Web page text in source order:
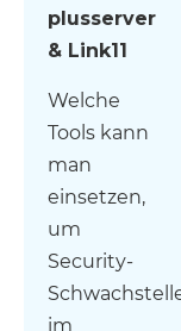
plusserver
& Link11
Welche
Tools kann
man
einsetzen,
um
Security-
im